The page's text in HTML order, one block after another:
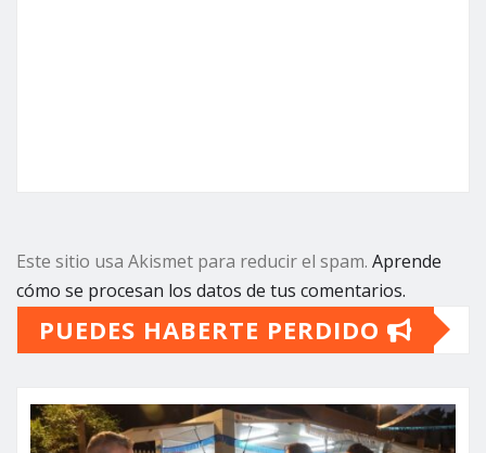
Este sitio usa Akismet para reducir el spam. Aprende
cómo se procesan los datos de tus comentarios.
PUEDES HABERTE PERDIDO